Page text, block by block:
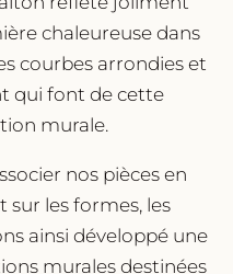
chaleureuse dans
courbes arrondies et
qui font de cette
murale.
nos pièces en
sur les formes, les
ainsi développé une
murales destinées